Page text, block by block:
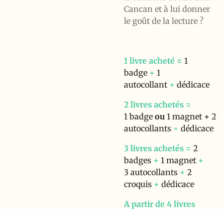
Cancan et à lui donner
le goût de la lecture ?
1 livre acheté = 1
badge + 1
autocollant + dédicace
2 livres achetés =
1 badge ou 1 magnet + 2
autocollants + dédicace
3 livres achetés = 2
badges + 1 magnet +
3 autocollants + 2
croquis + dédicace
A partir de 4 livres